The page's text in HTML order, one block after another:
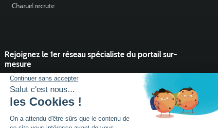
Charuel recrute
Rejoignez le 1er réseau spécialiste du portail sur-
mesure
Vous souhaitez développer l'activité portail de votre entreprise ?
Rejoindre un réseau dynamique, avec un service et des outils qui
font la différence ?